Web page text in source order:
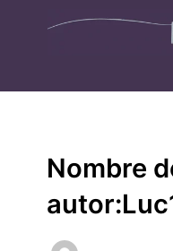
Nombre